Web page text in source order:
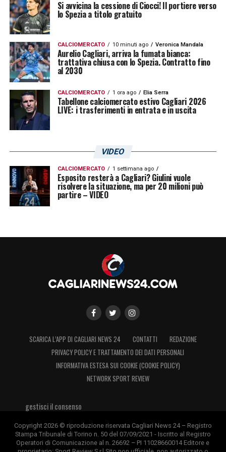
essere raggiunta a breve grazie
all’inserimento di alcuni bonus facilmente
raggiungibili.
Asse di mercato caldissimo: non
soloGaetano
A facilitare la felice conclusione
dell’operazione Gaetano sono gli eccellenti
Cagliari e Atalanta hanno consolidato una
vera e propria sinergia nelle ultime sessioni
di mercato. Questa trattativa rappresenta
infatti solo l’ultimo capitolo di una lunga
Si avvicina la cessione di Ciocci! Il portiere verso
lo Spezia a titolo gratuito
CALCIOMERCATO 10 minuti ago Veronica Mandala
Aurelio Cagliari, arriva la fumata bianca:
trattativa chiusa con lo Spezia. Contratto fino
al 2030
CALCIOMERCATO 1 ora ago Elia Serra
Tabellone calciomercato estivo Cagliari 2026
LIVE: i trasferimenti in entrata e in uscita
VIDEO
CALCIOMERCATO 1 settimana ago
Esposito resterà a Cagliari? Giulini vuole
risolvere la situazione, ma per 20 milioni può
partire – VIDEO
SCARICA L’APP DI CAGLIARI NEWS 24 CONTATTI
REDAZIONE
PRIVACY POLICY E TRATTAMENTO DEI DATI PERSONALI
INFORMATIVA ESTESA SUI COOKIE (COOKIE POLICY)
NETWORK SPORT REVIEW
gestisci il consenso
Copyright 2026 © riproduzione riservata Cagliari News 24 – Registro
Stampa Tribunale di Torino n. 50 del 07/09/2021 - Iscritto al Registro
Operatori di Comunicazione al n. 26692 – PI 11028660014 Editore e